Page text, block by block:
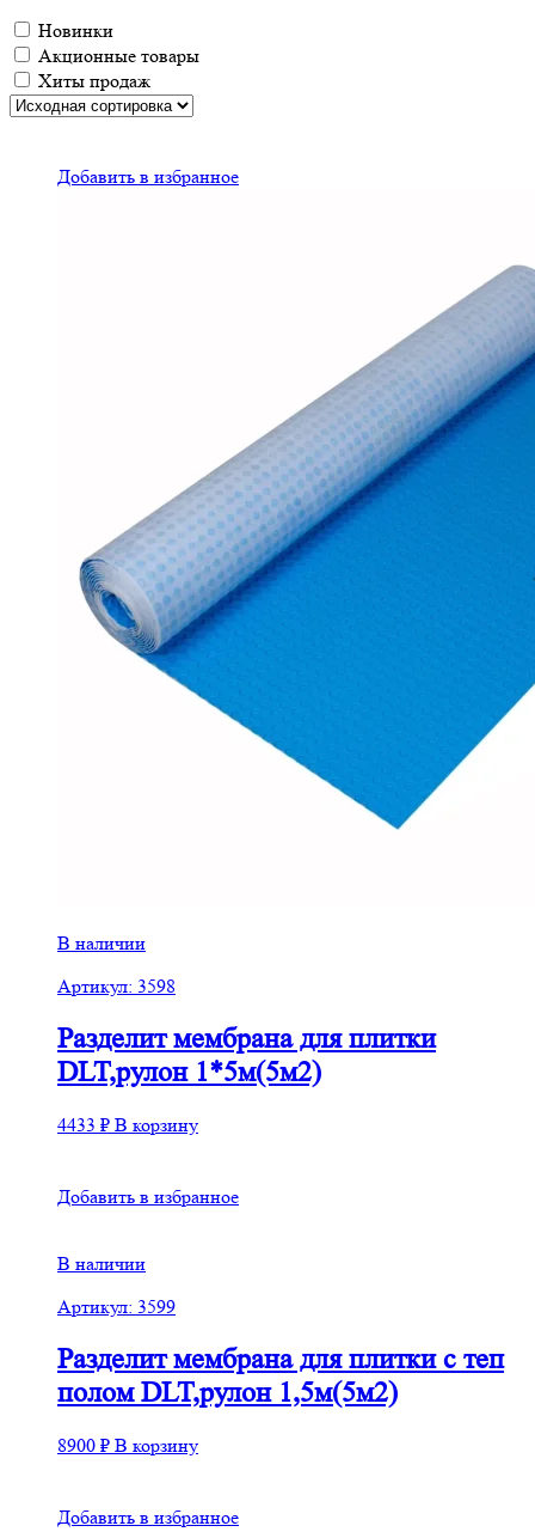
Новинки
Акционные товары
Хиты продаж
Добавить в избранное
В наличии
Артикул: 3598
Разделит мембрана для плитки
DLT,рулон 1*5м(5м2)
4433 ₽ В корзину
Добавить в избранное
В наличии
Артикул: 3599
Разделит мембрана для плитки с теп
полом DLT,рулон 1,5м(5м2)
8900 ₽ В корзину
Добавить в избранное